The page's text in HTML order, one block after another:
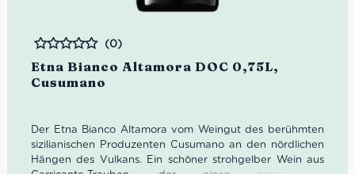
Etna Bianco Altamora DOC 0,75L,
Cusumano
Bewertet
(0)
Der Etna Bianco Altamora vom Weingut des berühmten
sizilianischen Produzenten Cusumano an den nördlichen
Hängen des Vulkans. Ein schöner strohgelber Wein aus